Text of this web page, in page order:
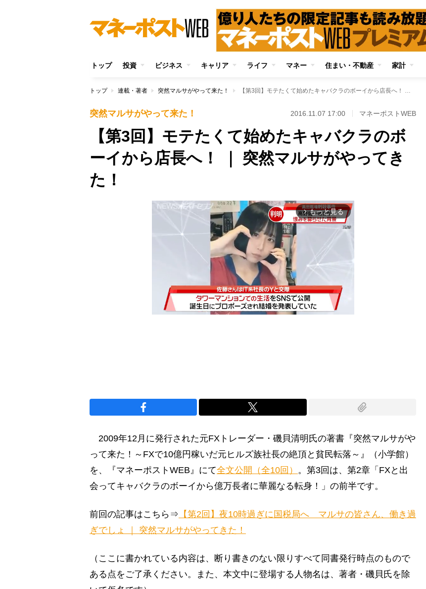
トップ 投資 ビジネス キャリア ライフ マネー 住まい・不動産 家計
トップ 連載・著者 突然マルサがやって来た！ 【第3回】モテたくて始めたキャバクラのボーイから店長へ！ ｜ 突然マルサがやってきた！
突然マルサがやって来た！ 2016.11.07 17:00 マネーポストWEB
【第3回】モテたくて始めたキャバクラのボ
ーイから店長へ！ ｜ 突然マルサがやってき
た！
arrow_forward_ios もっと見る
2009年12月に発行された元FXトレーダー・磯貝清明氏の著書『突然マルサがや
って来た！～FXで10億円稼いだ元ヒルズ族社長の絶頂と貧民転落～』（小学館）
を、『マネーポストWEB』にて全文公開（全10回） 。第3回は、第2章「FXと出
会ってキャバクラのボーイから億万長者に華麗なる転身！」の前半です。
前回の記事はこちら⇒ 【第2回】夜10時過ぎに国税局へ マルサの皆さん、働き過
ぎでしょ ｜ 突然マルサがやってきた！
（ここに書かれている内容は、断り書きのない限りすべて同書発行時点のもので
ある点をご了承ください。また、本文中に登場する人物名は、著者・磯貝氏を除